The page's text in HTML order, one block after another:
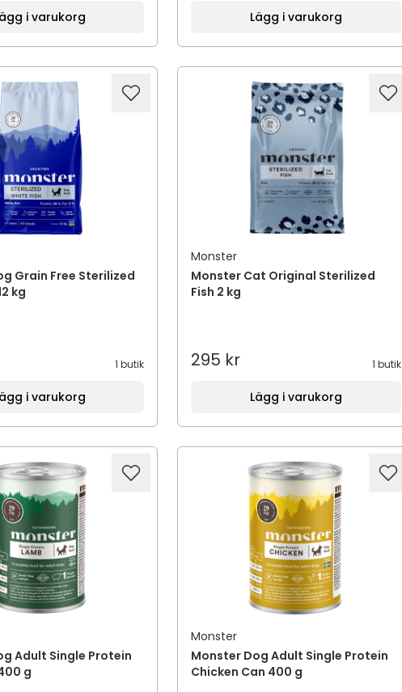
i varukorg Lägg i varukorg
Grain Free Sterilized
kg
1 butik
i varukorg
Monster
Monster Cat Original Sterilized
Fish 2 kg
295 kr 1 butik
Lägg i varukorg
Adult Single Protein
g
Monster
Monster Dog Adult Single Protein
Chicken Can 400 g